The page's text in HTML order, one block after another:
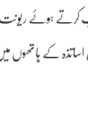
اساتذہ کے